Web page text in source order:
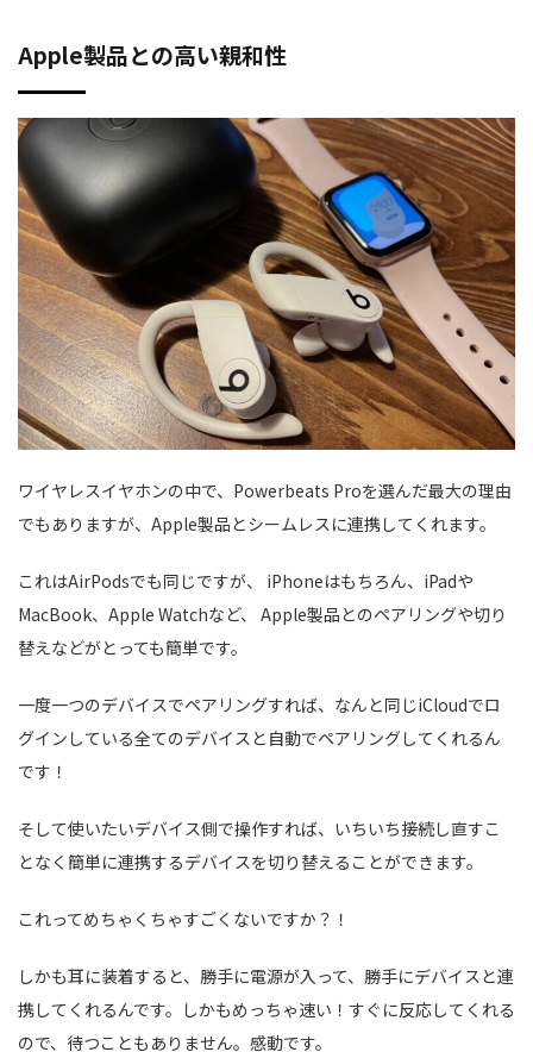
Apple製品との高い親和性
ワイヤレスイヤホンの中で、Powerbeats Proを選んだ最大の理由
でもありますが、Apple製品とシームレスに連携してくれます。
これはAirPodsでも同じですが、 iPhoneはもちろん、iPadや
MacBook、Apple Watchなど、 Apple製品とのペアリングや切り
替えなどがとっても簡単です。
一度一つのデバイスでペアリングすれば、なんと同じiCloudでロ
グインしている全てのデバイスと自動でペアリングしてくれるん
です！
そして使いたいデバイス側で操作すれば、いちいち接続し直すこ
となく簡単に連携するデバイスを切り替えることができます。
これってめちゃくちゃすごくないですか？！
しかも耳に装着すると、勝手に電源が入って、勝手にデバイスと連
携してくれるんです。しかもめっちゃ速い！すぐに反応してくれる
ので、待つこともありません。感動です。